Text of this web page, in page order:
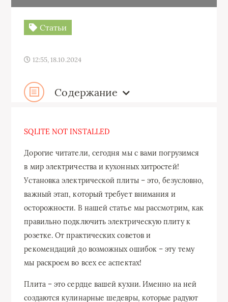
Статьи
12:55, 18.10.2024
Содержание
SQLITE NOT INSTALLED
Дорогие читатели, сегодня мы с вами погрузимся
в мир электричества и кухонных хитростей!
Установка электрической плиты – это, безусловно,
важный этап, который требует внимания и
осторожности. В нашей статье мы рассмотрим, как
правильно подключить электрическую плиту к
розетке. От практических советов и
рекомендаций до возможных ошибок – эту тему
мы раскроем во всех ее аспектах!
Плита – это сердце вашей кухни. Именно на ней
создаются кулинарные шедевры, которые радуют